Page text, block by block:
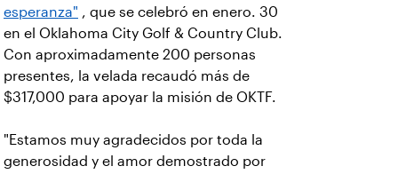
esperanza" , que se celebró en enero. 30
en el Oklahoma City Golf & Country Club.
Con aproximadamente 200 personas
presentes, la velada recaudó más de
$317,000 para apoyar la misión de OKTF.
"Estamos muy agradecidos por toda la
generosidad y el amor demostrado por